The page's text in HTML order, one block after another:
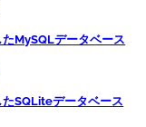
MySQLデータベース
SQLiteデータベース